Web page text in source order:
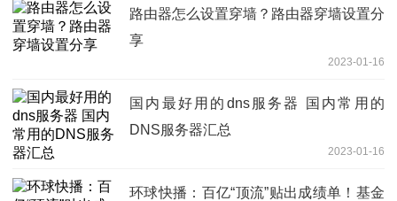
路由器怎么设置穿墙？路由器穿墙设置分
享
2023-01-16
国内最好用的dns服务器 国内常用的
DNS服务器汇总
2023-01-16
环球快播：百亿“顶流”贴出成绩单！基金